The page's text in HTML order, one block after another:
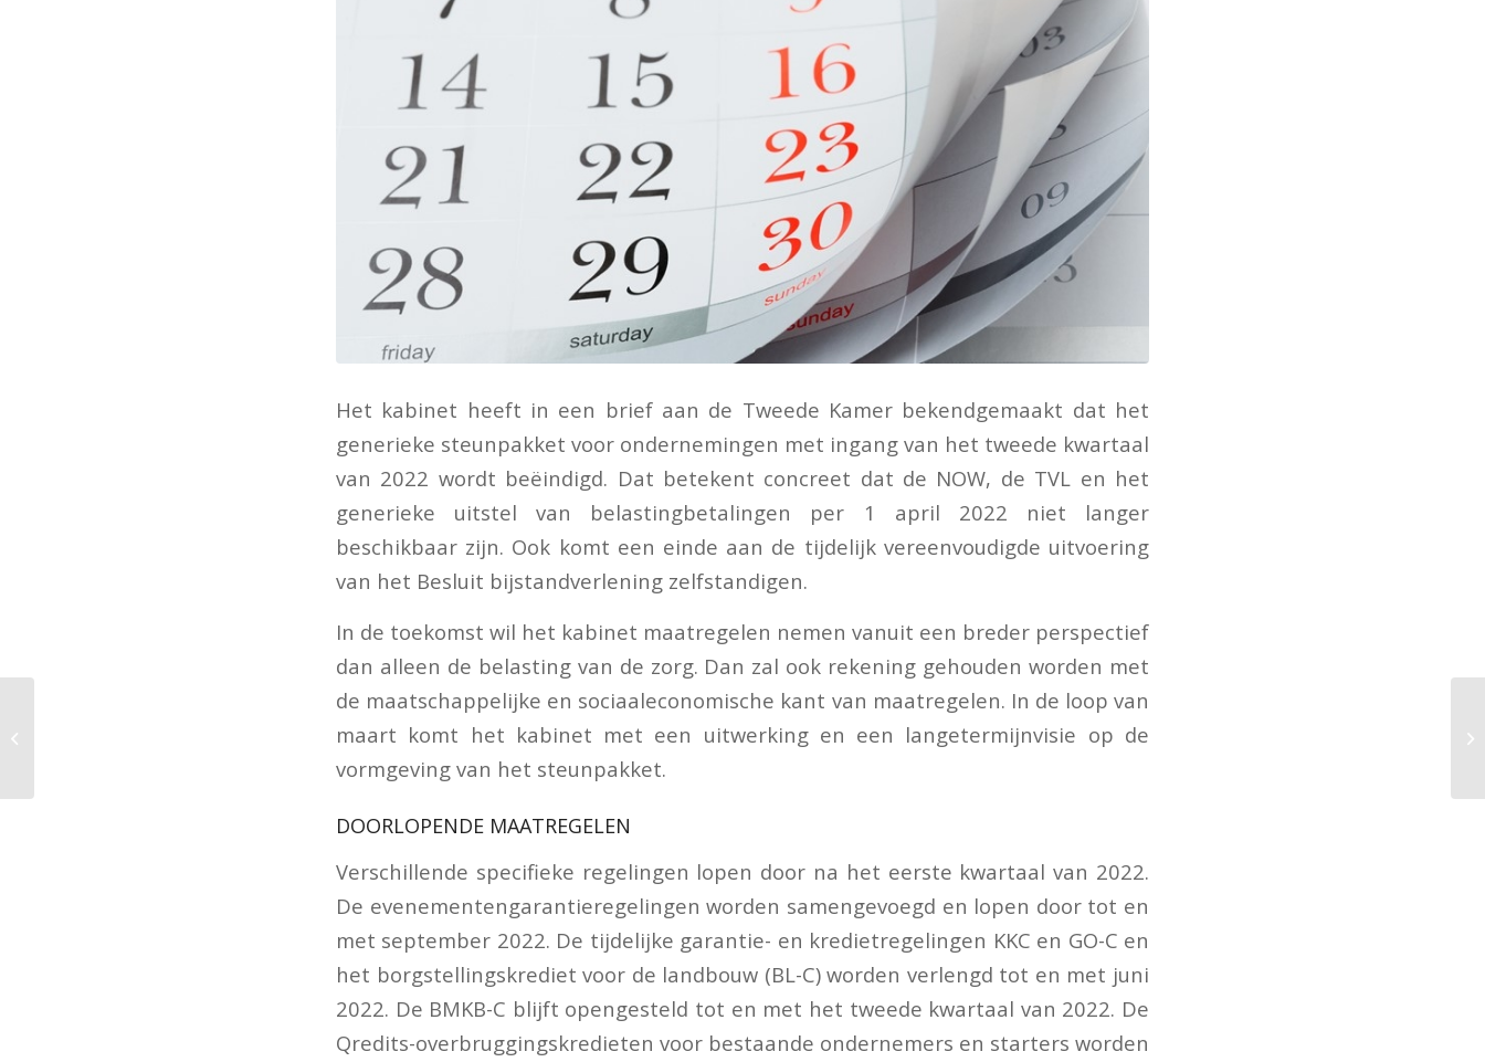
Het kabinet heeft in een brief aan de Tweede Kamer bekendgemaakt dat het
generieke steunpakket voor ondernemingen met ingang van het tweede kwartaal
van 2022 wordt beëindigd. Dat betekent concreet dat de NOW, de TVL en het
generieke uitstel van belastingbetalingen per 1 april 2022 niet langer
beschikbaar zijn. Ook komt een einde aan de tijdelijk vereenvoudigde uitvoering
van het Besluit bijstandverlening zelfstandigen.
In de toekomst wil het kabinet maatregelen nemen vanuit een breder perspectief
dan alleen de belasting van de zorg. Dan zal ook rekening gehouden worden met
de maatschappelijke en sociaaleconomische kant van maatregelen. In de loop van
maart komt het kabinet met een uitwerking en een langetermijnvisie op de
vormgeving van het steunpakket.
DOORLOPENDE MAATREGELEN
Verschillende specifieke regelingen lopen door na het eerste kwartaal van 2022.
De evenementengarantieregelingen worden samengevoegd en lopen door tot en
met september 2022. De tijdelijke garantie- en kredietregelingen KKC en GO-C en
het borgstellingskrediet voor de landbouw (BL-C) worden verlengd tot en met juni
2022. De BMKB-C blijft opengesteld tot en met het tweede kwartaal van 2022. De
Qredits-overbruggingskredieten voor bestaande ondernemers en starters worden